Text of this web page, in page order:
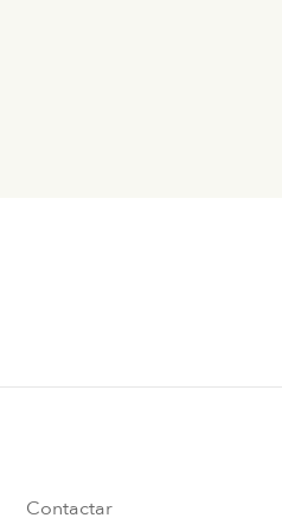
Contactar